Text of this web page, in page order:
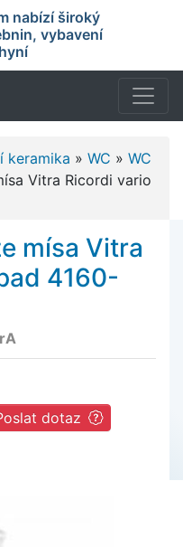
nabízí široký
vybavení
keramika » WC » WC
Vitra Ricordi vario
mísa Vitra
4160-
dotaz